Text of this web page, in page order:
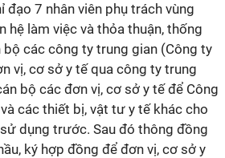
7 nhân viên phụ trách vùng
hệ làm việc và thỏa thuận, thống
bộ các công ty trung gian (Công ty
vị, cơ sở y tế qua công ty trung
bộ các đơn vị, cơ sở y tế để Công
các thiết bị, vật tư y tế khác cho
dụng trước. Sau đó thông đồng
ký hợp đồng để đơn vị, cơ sở y